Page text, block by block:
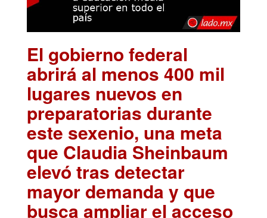
El gobierno federal
abrirá al menos 400 mil
lugares nuevos en
preparatorias durante
este sexenio, una meta
que Claudia Sheinbaum
elevó tras detectar
mayor demanda y que
busca ampliar el acceso